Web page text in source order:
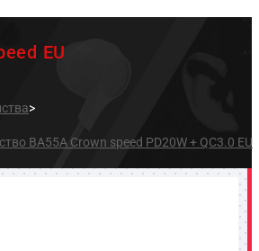
EU
>
BA55A Crown speed PD20W + QC3.0 EU